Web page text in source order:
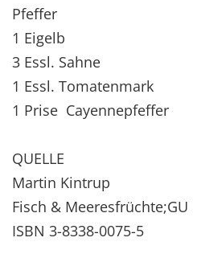
Pfeffer
1 Eigelb
3 Essl. Sahne
1 Essl. Tomatenmark
1 Prise Cayennepfeffer
QUELLE
Martin Kintrup
Fisch & Meeresfrüchte;GU
ISBN 3-8338-0075-5